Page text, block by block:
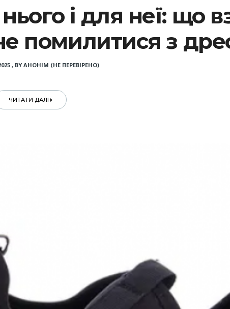
і для неї: що
помилитися з
, BY АНОНІМ (НЕ ПЕРЕВІРЕНО)
ЧИТАТИ ДАЛІ